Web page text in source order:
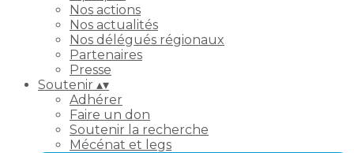
Nos actions
Nos actualités
Nos délégués régionaux
Partenaires
Presse
Soutenir ▴▾
Adhérer
Faire un don
Soutenir la recherche
Mécénat et legs